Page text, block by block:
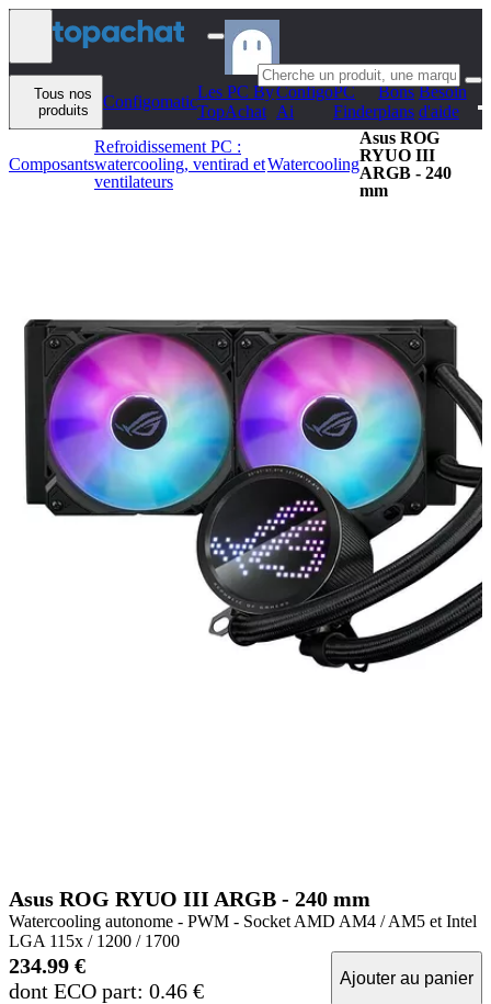
Aller au contenu
Tous nos
produits
Configomatic
Les PC By
TopAchat
Configo
Ai
PC
Finder
Bons
plans
Besoin
d'aide
Composants
Refroidissement PC :
watercooling, ventirad et
ventilateurs
Watercooling
Asus ROG
RYUO III
ARGB - 240
mm
Asus ROG RYUO III ARGB - 240 mm
Watercooling autonome - PWM - Socket AMD AM4 / AM5 et Intel
LGA 115x / 1200 / 1700
234.99 €
dont ECO part: 0.46 €
Ajouter au panier